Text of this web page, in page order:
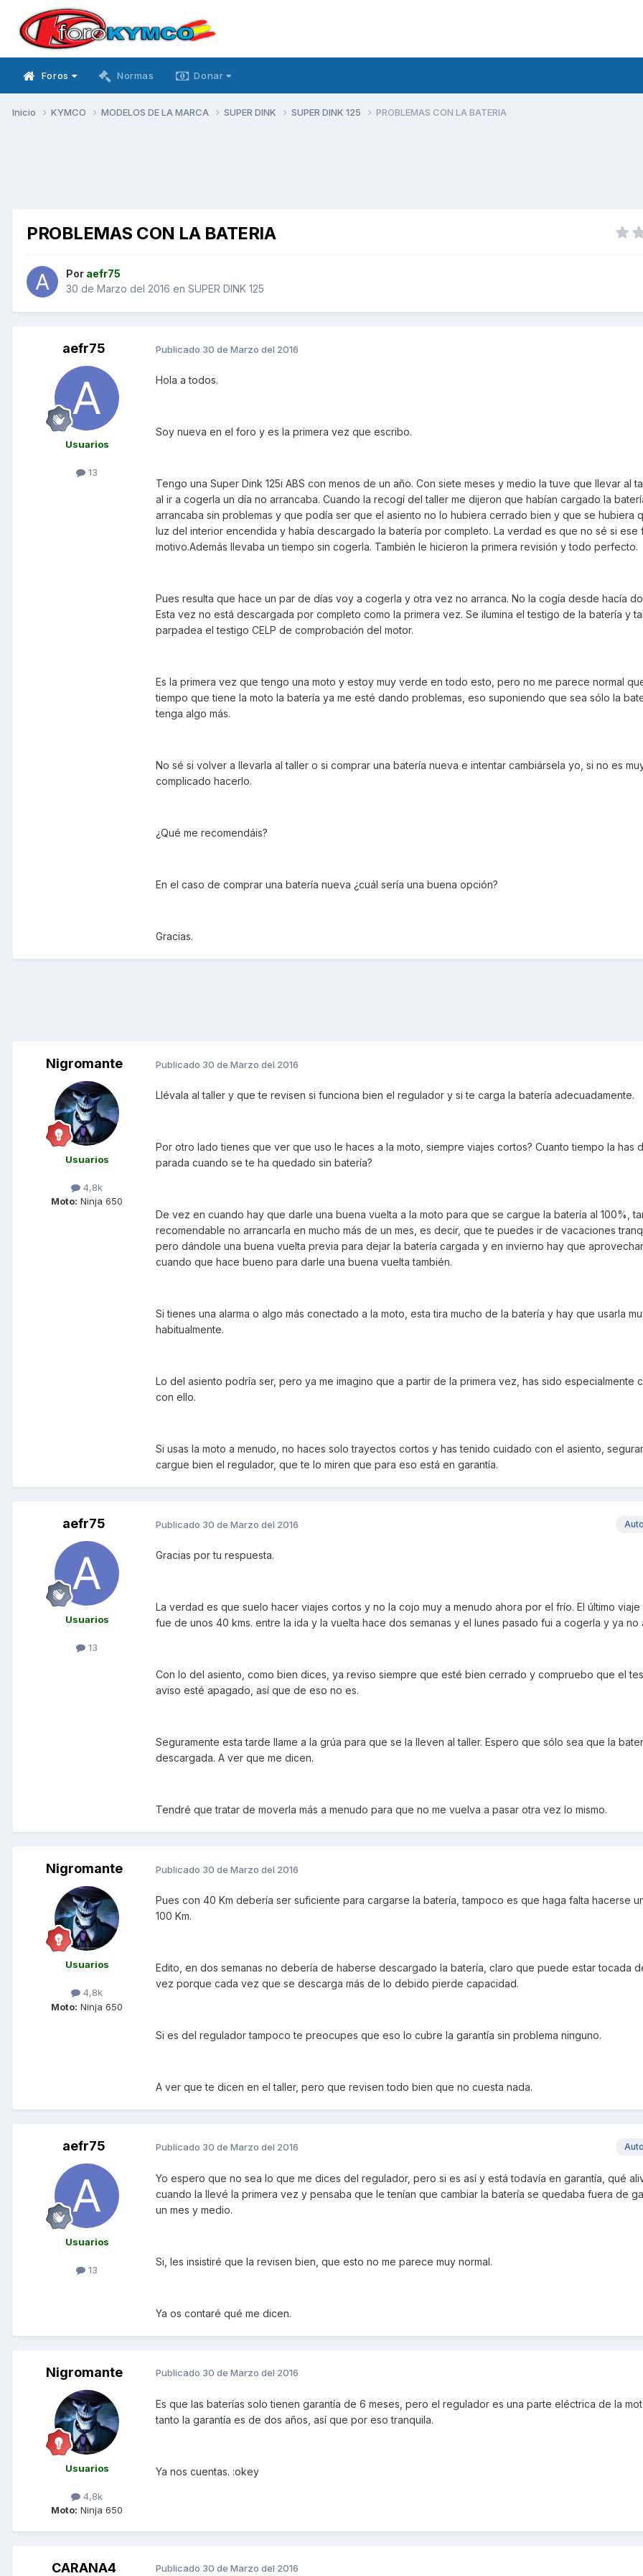
Foros Normas Donar
Inicio KYMCO MODELOS DE LA MARCA SUPER DINK SUPER DINK 125 PROBLEMAS CON LA BATERIA
PROBLEMAS CON LA BATERIA
Por aefr75
30 de Marzo del 2016 en SUPER DINK 125
aefr75
Usuarios
13
Publicado 30 de Marzo del 2016
Hola a todos.
Soy nueva en el foro y es la primera vez que escribo.
Tengo una Super Dink 125i ABS con menos de un año. Con siete meses y medio la tuve que llevar al
al ir a cogerla un día no arrancaba. Cuando la recogí del taller me dijeron que habían cargado la
arrancaba sin problemas y que podía ser que el asiento no lo hubiera cerrado bien y que se hubiera
luz del interior encendida y había descargado la batería por completo. La verdad es que no sé si ese
motivo.Además llevaba un tiempo sin cogerla. También le hicieron la primera revisión y todo perfecto.
Pues resulta que hace un par de días voy a cogerla y otra vez no arranca. No la cogía desde hacía
Esta vez no está descargada por completo como la primera vez. Se ilumina el testigo de la batería y
parpadea el testigo CELP de comprobación del motor.
Es la primera vez que tengo una moto y estoy muy verde en todo esto, pero no me parece normal
tiempo que tiene la moto la batería ya me esté dando problemas, eso suponiendo que sea sólo la
tenga algo más.
No sé si volver a llevarla al taller o si comprar una batería nueva e intentar cambiársela yo, si no es
complicado hacerlo.
¿Qué me recomendáis?
En el caso de comprar una batería nueva ¿cuál sería una buena opción?
Gracias.
Nigromante
Usuarios
4,8k
Moto: Ninja 650
Publicado 30 de Marzo del 2016
Llévala al taller y que te revisen si funciona bien el regulador y si te carga la batería adecuadamente.
Por otro lado tienes que ver que uso le haces a la moto, siempre viajes cortos? Cuanto tiempo la has
parada cuando se te ha quedado sin batería?
De vez en cuando hay que darle una buena vuelta a la moto para que se cargue la batería al 100%,
recomendable no arrancarla en mucho más de un mes, es decir, que te puedes ir de vacaciones
pero dándole una buena vuelta previa para dejar la batería cargada y en invierno hay que
cuando que hace bueno para darle una buena vuelta también.
Si tienes una alarma o algo más conectado a la moto, esta tira mucho de la batería y hay que usarla
habitualmente.
Lo del asiento podría ser, pero ya me imagino que a partir de la primera vez, has sido especialmente
con ello.
Si usas la moto a menudo, no haces solo trayectos cortos y has tenido cuidado con el asiento,
cargue bien el regulador, que te lo miren que para eso está en garantía.
aefr75
Usuarios
13
Publicado 30 de Marzo del 2016
Gracias por tu respuesta.
La verdad es que suelo hacer viajes cortos y no la cojo muy a menudo ahora por el frío. El último
fue de unos 40 kms. entre la ida y la vuelta hace dos semanas y el lunes pasado fui a cogerla y ya no
Con lo del asiento, como bien dices, ya reviso siempre que esté bien cerrado y compruebo que el
aviso esté apagado, así que de eso no es.
Seguramente esta tarde llame a la grúa para que se la lleven al taller. Espero que sólo sea que la
descargada. A ver que me dicen.
Tendré que tratar de moverla más a menudo para que no me vuelva a pasar otra vez lo mismo.
Nigromante
Usuarios
4,8k
Moto: Ninja 650
Publicado 30 de Marzo del 2016
Pues con 40 Km debería ser suficiente para cargarse la batería, tampoco es que haga falta hacerse
100 Km.
Edito, en dos semanas no debería de haberse descargado la batería, claro que puede estar tocada
vez porque cada vez que se descarga más de lo debido pierde capacidad.
Si es del regulador tampoco te preocupes que eso lo cubre la garantía sin problema ninguno.
A ver que te dicen en el taller, pero que revisen todo bien que no cuesta nada.
aefr75
Usuarios
13
Publicado 30 de Marzo del 2016
Yo espero que no sea lo que me dices del regulador, pero si es así y está todavía en garantía, qué
cuando la llevé la primera vez y pensaba que le tenían que cambiar la batería se quedaba fuera de
un mes y medio.
Si, les insistiré que la revisen bien, que esto no me parece muy normal.
Ya os contaré qué me dicen.
Nigromante
Usuarios
4,8k
Moto: Ninja 650
Publicado 30 de Marzo del 2016
Es que las baterías solo tienen garantía de 6 meses, pero el regulador es una parte eléctrica de la
tanto la garantía es de dos años, así que por eso tranquila.
Ya nos cuentas. :okey
CARANA4 Publicado 30 de Marzo del 2016